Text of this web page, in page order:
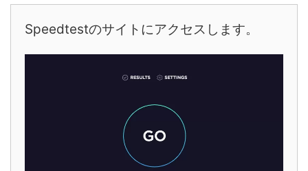
Speedtestのサイトにアクセスします。